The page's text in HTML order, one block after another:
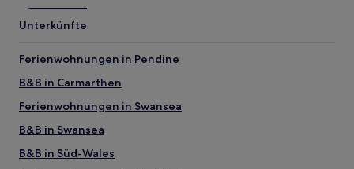
zusätzliche
Bedingungen
Unterkünfte
Ferienwohnungen in Pendine
B&B in Carmarthen
Ferienwohnungen in Swansea
B&B in Swansea
B&B in Süd-Wales